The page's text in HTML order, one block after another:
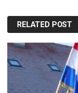
RELATED POST